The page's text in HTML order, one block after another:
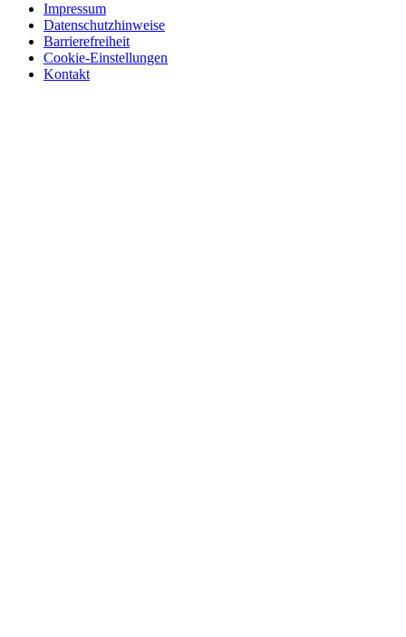
Impressum
Datenschutzhinweise
Barrierefreiheit
Cookie-Einstellungen
Kontakt